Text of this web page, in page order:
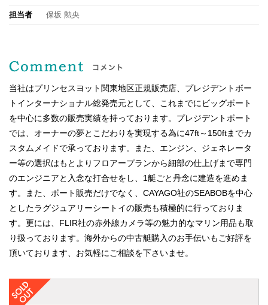
担当者 保坂 勲央
当社はプリンセスヨット関東地区正規販売店、プレジデントボー
トインターナショナル総発売元として、これまでにビッグボート
を中心に多数の販売実績を持っております。プレジデントボート
では、オーナーの夢とこだわりを実現する為に47ft～150ftまでカ
スタムメイドで承っております。また、エンジン、ジェネレータ
ー等の選択はもとよりフロアープランから細部の仕上げまで専門
のエンジニアと入念な打合せをし、1艇ごと丹念に建造を進めま
す。また、ボート販売だけでなく、CAYAGO社のSEABOBを中心
としたラグジュアリーシートイの販売も積極的に行っておりま
す。更には、FLIR社の赤外線カメラ等の魅力的なマリン用品も取
り扱っております。海外からの中古艇購入のお手伝いもご好評を
頂いております、お気軽にご相談を下さいませ。